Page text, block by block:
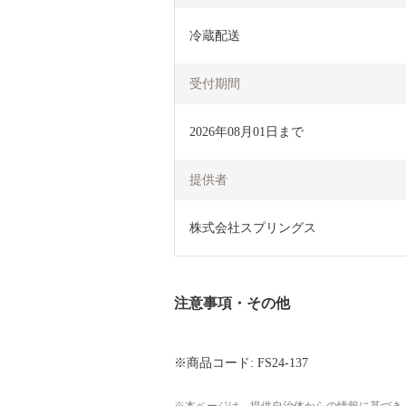
冷蔵配送
受付期間
2026年08月01日まで
提供者
株式会社スプリングス
注意事項・その他
※商品コード: FS24-137